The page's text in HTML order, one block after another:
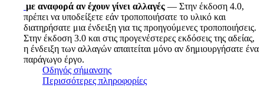
με αναφορά αν έχουν γίνει αλλαγές — Στην έκδοση 4.0,
πρέπει να υποδείξετε εάν τροποποιήσατε το υλικό και
διατηρήσατε μια ένδειξη για τις προηγούμενες τροποποιήσεις.
Στην έκδοση 3.0 και στις προγενέστερες εκδόσεις της αδείας,
η ένδειξη των αλλαγών απαιτείται μόνο αν δημιουργήσατε ένα
παράγωγο έργο.
Οδηγός σήμανσης
Περισσότερες πληροφορίες